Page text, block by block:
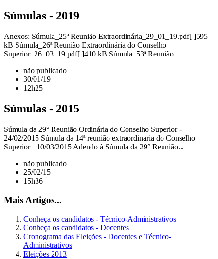
Súmulas - 2019
Anexos: Súmula_25ª Reunião Extraordinária_29_01_19.pdf[ ]595
kB Súmula_26ª Reunião Extraordinária do Conselho
Superior_26_03_19.pdf[ ]410 kB Súmula_53ª Reunião...
não publicado
30/01/19
12h25
Súmulas - 2015
Súmula da 29° Reunião Ordinária do Conselho Superior -
24/02/2015 Súmula da 14ª reunião extraordinária do Conselho
Superior - 10/03/2015 Adendo à Súmula da 29° Reunião...
não publicado
25/02/15
15h36
Mais Artigos...
Conheça os candidatos - Técnico-Administrativos
Conheça os candidatos - Docentes
Cronograma das Eleições - Docentes e Técnico-
Administrativos
Eleições 2013